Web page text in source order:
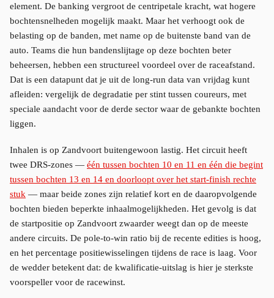
element. De banking vergroot de centripetale kracht, wat hogere
bochtensnelheden mogelijk maakt. Maar het verhoogt ook de
belasting op de banden, met name op de buitenste band van de
auto. Teams die hun bandenslijtage op deze bochten beter
beheersen, hebben een structureel voordeel over de raceafstand.
Dat is een datapunt dat je uit de long-run data van vrijdag kunt
afleiden: vergelijk de degradatie per stint tussen coureurs, met
speciale aandacht voor de derde sector waar de gebankte bochten
liggen.
Inhalen is op Zandvoort buitengewoon lastig. Het circuit heeft
twee DRS-zones — één tussen bochten 10 en 11 en één die begint
tussen bochten 13 en 14 en doorloopt over het start-finish rechte
stuk — maar beide zones zijn relatief kort en de daaropvolgende
bochten bieden beperkte inhaalmogelijkheden. Het gevolg is dat
de startpositie op Zandvoort zwaarder weegt dan op de meeste
andere circuits. De pole-to-win ratio bij de recente edities is hoog,
en het percentage positiewisselingen tijdens de race is laag. Voor
de wedder betekent dat: de kwalificatie-uitslag is hier je sterkste
voorspeller voor de racewinst.